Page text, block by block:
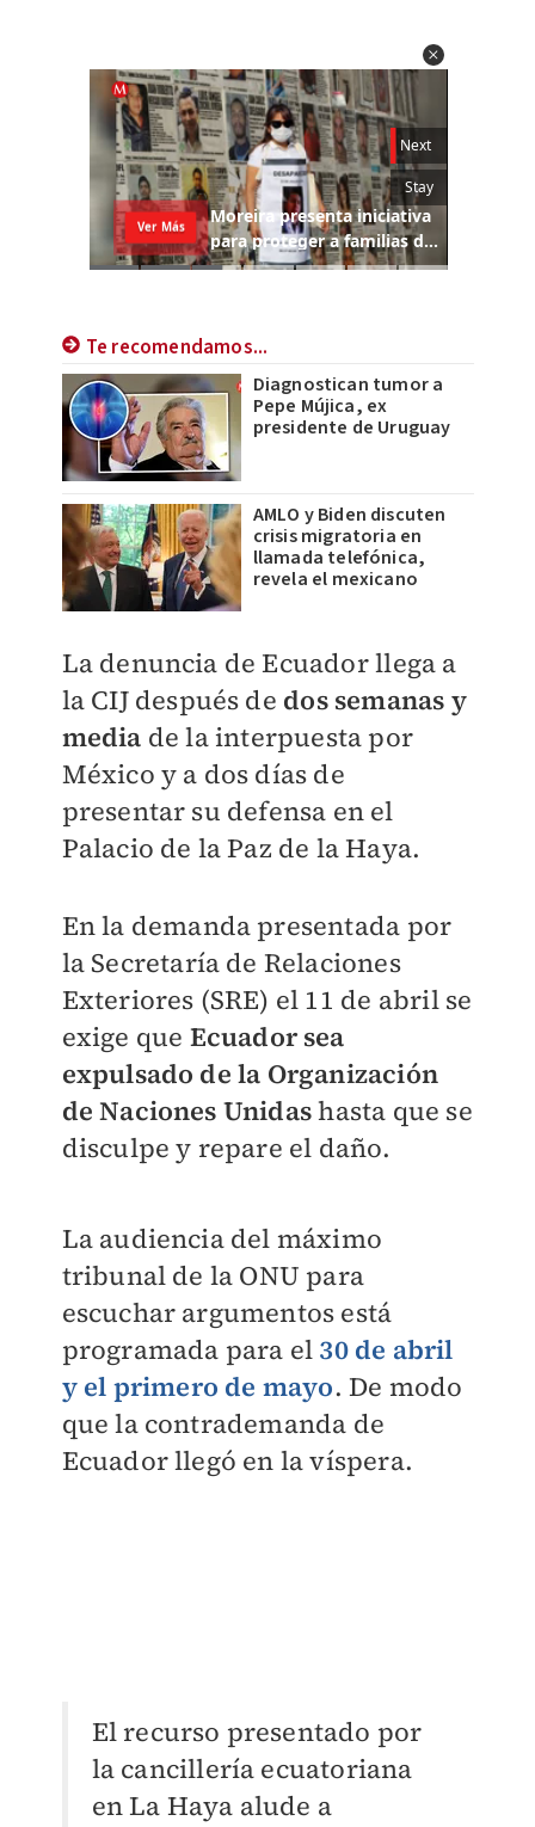
Te recomendamos...
Diagnostican tumor a
Pepe Mújica, ex
presidente de Uruguay
AMLO y Biden discuten
crisis migratoria en
llamada telefónica,
revela el mexicano
La denuncia de Ecuador llega a
la CIJ después de dos semanas y
media de la interpuesta por
México y a dos días de
presentar su defensa en el
Palacio de la Paz de la Haya.
En la demanda presentada por
la Secretaría de Relaciones
Exteriores (SRE) el 11 de abril se
exige que Ecuador sea
expulsado de la Organización
de Naciones Unidashasta que se
disculpe y repare el daño.
La audiencia del máximo
tribunal de la ONU para
escuchar argumentos está
programada para el 30 de abril
y el primero de mayo. De modo
que la contrademanda de
Ecuador llegó en la víspera.
​El recurso presentado por
la cancillería ecuatoriana
en La Haya alude a